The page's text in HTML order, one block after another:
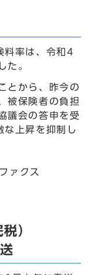
料率は、令和4
た。
とから、昨今の
被保険者の負担
議会の答申を受
な上昇を抑制し
ァクス
）